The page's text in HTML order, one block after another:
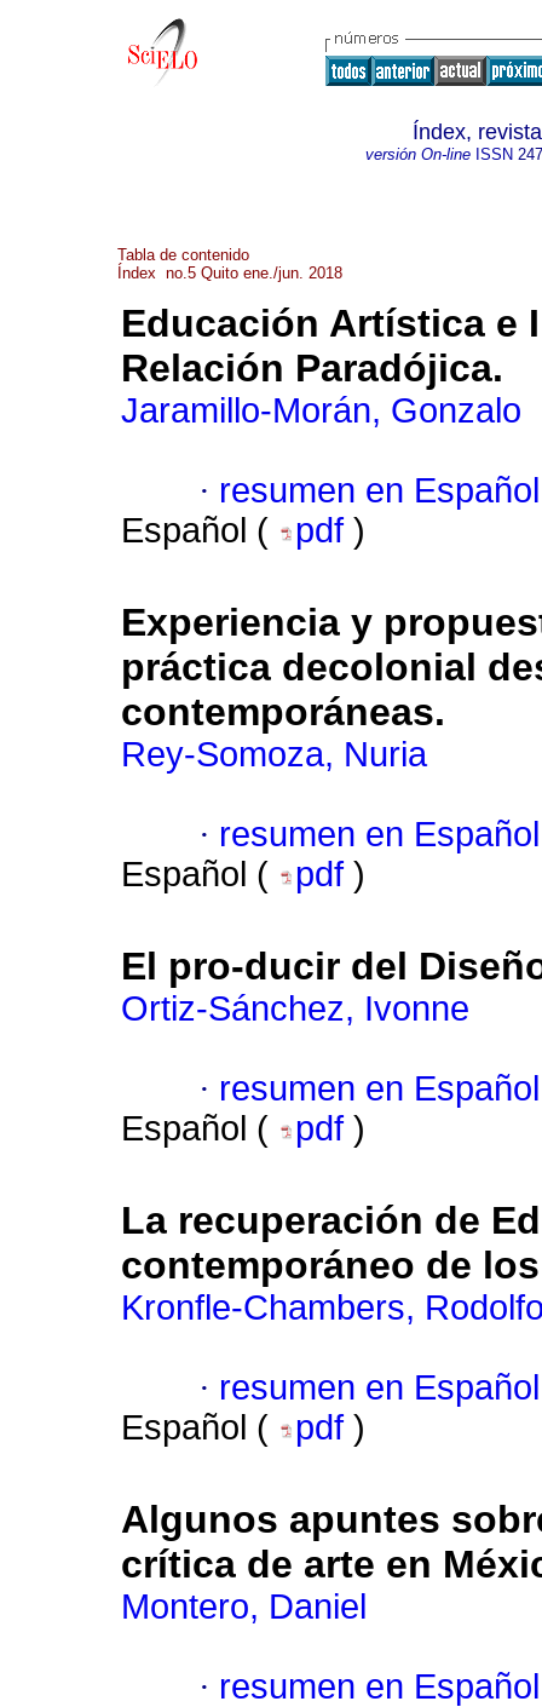
Índex,
versión On-lineISSN
Tabla de contenido
Índex no.5 Quito ene./jun. 2018
Educación Artística e
Relación Paradójica.
Jaramillo-Morán, Gonzalo
· resumen en Español
Español (
pdf )
Experiencia y
práctica decolonial
contemporáneas.
Rey-Somoza, Nuria
· resumen en Español
Español (
pdf )
El pro-ducir del
Ortiz-Sánchez, Ivonne
· resumen en Español
Español (
pdf )
La recuperación de
contemporáneo de
Kronfle-Chambers,
· resumen en Español
Español (
pdf )
Algunos apuntes
crítica de arte en
Montero, Daniel
· resumen en Español